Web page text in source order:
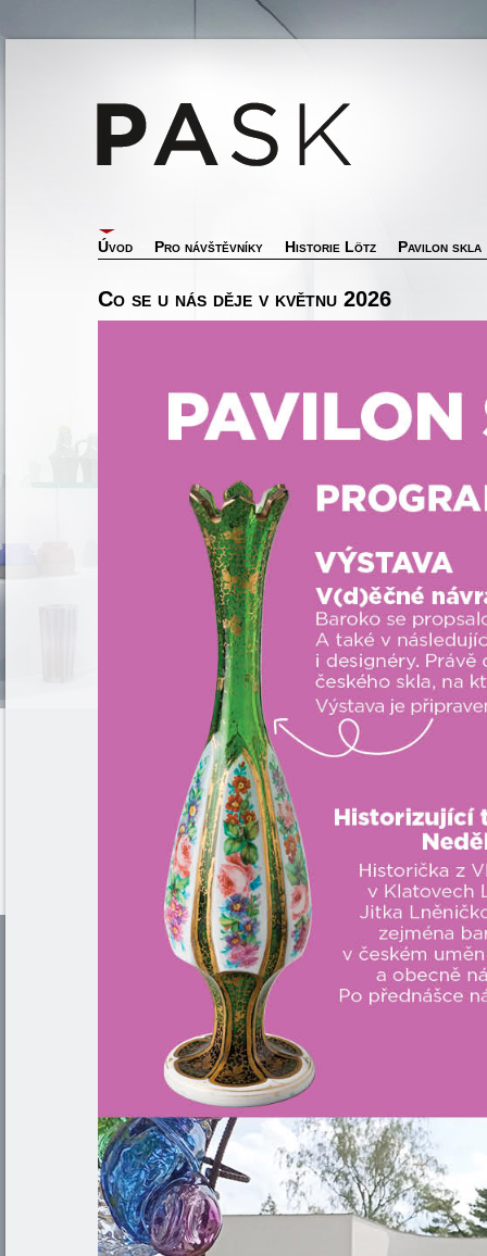
Úvod Pro návštěvníky Historie Lötz Pavilon skla
Co se u nás děje v květnu 2026